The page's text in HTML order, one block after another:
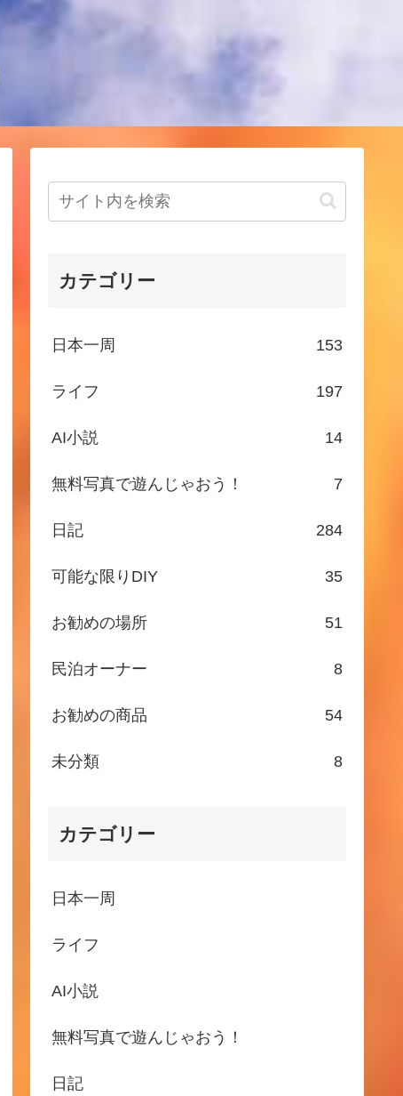
カテゴリー
日本一周 153
ライフ 197
AI小説 14
無料写真で遊んじゃおう！ 7
日記 284
可能な限りDIY 35
お勧めの場所 51
民泊オーナー 8
お勧めの商品 54
未分類 8
カテゴリー
日本一周
ライフ
AI小説
無料写真で遊んじゃおう！
日記